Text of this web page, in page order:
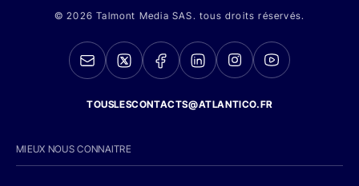
© 2026 Talmont Media SAS. tous droits réservés.
TOUSLESCONTACTS@ATLANTICO.FR
MIEUX NOUS CONNAITRE